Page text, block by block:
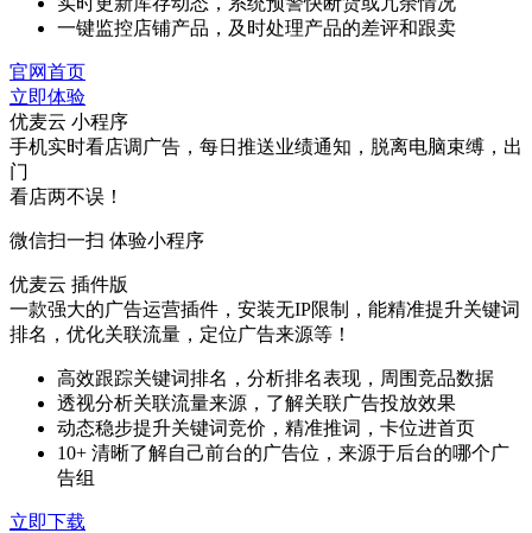
一键监控店铺产品，及时处理产品的差评和跟卖
官网首页
立即体验
优麦云 小程序
手机实时看店调广告，每日推送业绩通知，脱离电脑束缚，出
门
看店两不误！
微信扫一扫 体验小程序
优麦云 插件版
一款强大的广告运营插件，安装无IP限制，能精准提升关键词
排名，优化关联流量，定位广告来源等！
高效跟踪关键词排名，分析排名表现，周围竞品数据
透视分析关联流量来源，了解关联广告投放效果
动态稳步提升关键词竞价，精准推词，卡位进首页
10+ 清晰了解自己前台的广告位，来源于后台的哪个广
告组
立即下载